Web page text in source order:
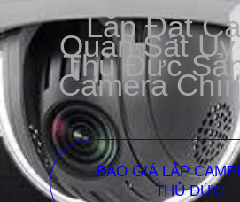
Lắp Đặt
Quan Sát
Thủ Đức
Camera
BÁO GIÁ LẮP
THỦ ĐỨC